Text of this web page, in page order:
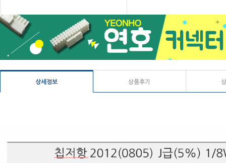
상세정보 상품후기